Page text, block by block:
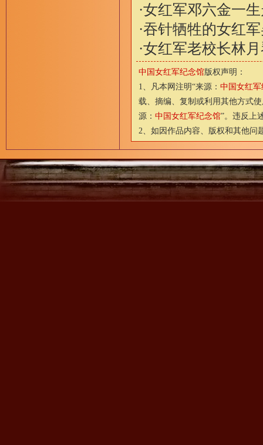
·女红军邓六金一
·吞针牺牲的女红
·女红军老校长林
中国女红军纪念馆版权声明：
1、凡本网注明“来源：中国女红
载、摘编、复制或利用其他方式
源：中国女红军纪念馆”。违反上
2、如因作品内容、版权和其他问